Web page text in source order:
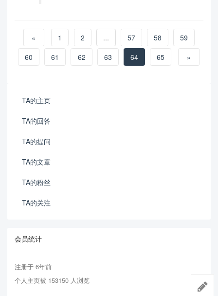
« 1 2 ... 57 58
59
60
61 62 63 64 65 »
TA的主页
TA的回答
TA的提问
TA的文章
TA的粉丝
TA的关注
会员统计
注册于 6年前
个人主页被 153150 人浏览